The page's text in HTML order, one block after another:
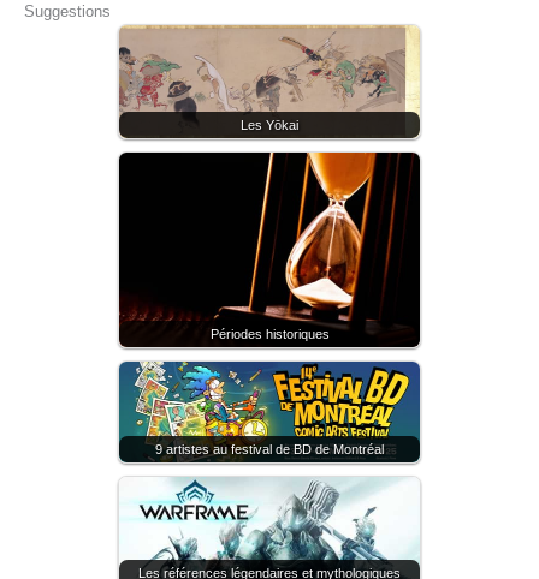
Suggestions
Les Yōkai
Périodes historiques
9 artistes au festival de BD de Montréal
Les références légendaires et mythologiques